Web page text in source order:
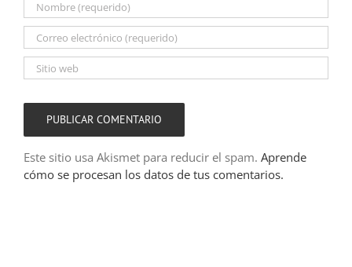
Este sitio usa Akismet para reducir el spam. Aprende
cómo se procesan los datos de tus comentarios.